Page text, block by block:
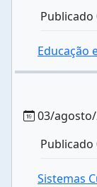
Publicado
Educação
03/
Publicado
Sistemas